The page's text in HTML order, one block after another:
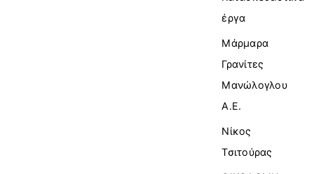
έργα
Μάρμαρα
Γρανίτες
Μανώλογλου
Α.Ε.
Νίκος
Τσιτούρας